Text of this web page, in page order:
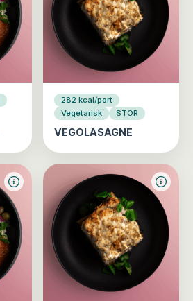
282 kcal/port
Vegetarisk
STOR
VEGOLASAGNE